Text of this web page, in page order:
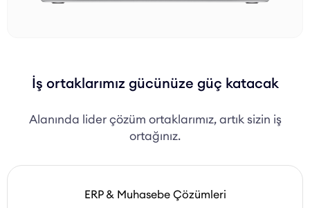
İş ortaklarımız gücünüze güç katacak
Alanında lider çözüm ortaklarımız, artık sizin iş
ortağınız.
ERP & Muhasebe Çözümleri